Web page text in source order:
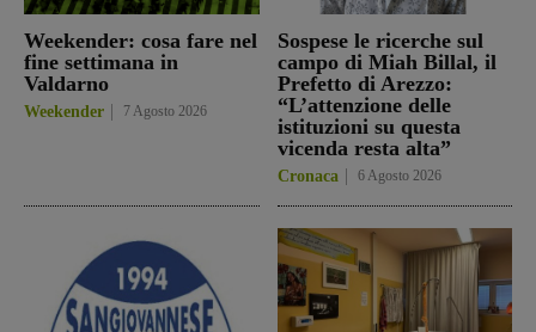
Weekender: cosa fare nel
fine settimana in
Valdarno
Weekender 7 Agosto 2026
Sospese le ricerche sul
campo di Miah Billal, il
Prefetto di Arezzo:
“L’attenzione delle
istituzioni su questa
vicenda resta alta”
Cronaca 6 Agosto 2026